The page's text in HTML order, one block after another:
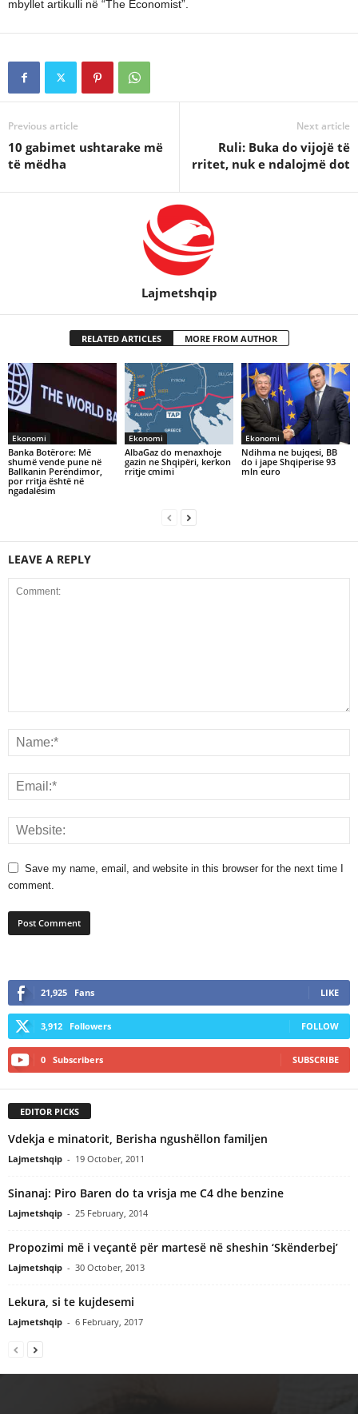
mbyllet artikulli në “The Economist”.
Previous article
10 gabimet ushtarake më
të mëdha
Next article
Ruli: Buka do vijojë të
rritet, nuk e ndalojmë dot
Lajmetshqip
RELATED ARTICLES MORE FROM AUTHOR
Ekonomi
Banka Botërore: Më
shumë vende pune në
Ballkanin Perëndimor,
por rritja është në
ngadalësim
Ekonomi
AlbaGaz do menaxhoje
gazin ne Shqipëri, kerkon
rritje cmimi
Ekonomi
Ndihma ne bujqesi, BB
do i jape Shqiperise 93
mln euro
LEAVE A REPLY
Save my name, email, and website in this browser for the next time I
comment.
21,925 Fans LIKE
3,912 Followers FOLLOW
0 Subscribers SUBSCRIBE
EDITOR PICKS
Vdekja e minatorit, Berisha ngushëllon familjen
Lajmetshqip - 19 October, 2011
Sinanaj: Piro Baren do ta vrisja me C4 dhe benzine
Lajmetshqip - 25 February, 2014
Propozimi më i veçantë për martesë në sheshin ‘Skënderbej’
Lajmetshqip - 30 October, 2013
Lekura, si te kujdesemi
Lajmetshqip - 6 February, 2017